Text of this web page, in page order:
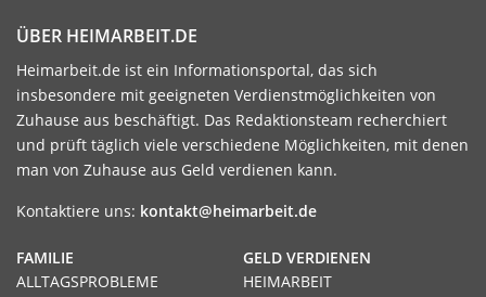
ÜBER HEIMARBEIT.DE
Heimarbeit.de ist ein Informationsportal, das sich
insbesondere mit geeigneten Verdienstmöglichkeiten von
Zuhause aus beschäftigt. Das Redaktionsteam recherchiert
und prüft täglich viele verschiedene Möglichkeiten, mit denen
man von Zuhause aus Geld verdienen kann.
Kontaktiere uns: kontakt@heimarbeit.de
GELD VERDIENEN
HEIMARBEIT
FAMILIE
ALLTAGSPROBLEME